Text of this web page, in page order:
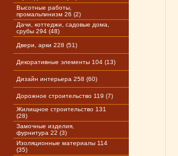
Высотные работы,
промальпинизм 26 (2)
Дачи, коттеджи, садовые дома,
срубы 294 (48)
Двери, арки 228 (51)
Декоративные элементы 104 (13)
Дизайн интерьера 258 (60)
Дорожное строительство 119 (7)
Жилищное строительство 131
(28)
Замочные изделия,
фурнитура 22 (3)
Изоляционные материалы 114
(35)